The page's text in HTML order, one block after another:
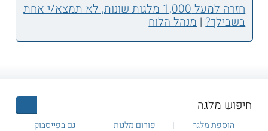
חזרה למעל 1,000 מלגות שונות, לא תמצא/י אחת
בשבילך?|מנהל הלוח
הוספת מלגה פורום מלגות גם בפייסבוק